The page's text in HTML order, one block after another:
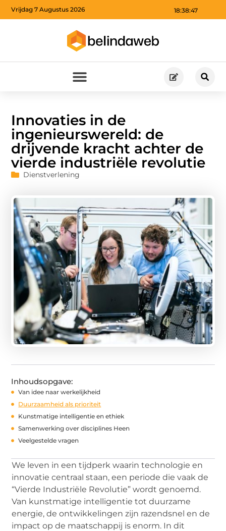
18:38:48
Vrijdag 7 Augustus 2026
Innovaties in de
ingenieurswereld: de
drijvende kracht achter de
vierde industriële revolutie
Dienstverlening
Inhoudsopgave:
Van idee naar werkelijkheid
Duurzaamheid als prioriteit
Kunstmatige intelligentie en ethiek
Samenwerking over disciplines Heen
Veelgestelde vragen
We leven in een tijdperk waarin technologie en
innovatie centraal staan, een periode die vaak de
“Vierde Industriële Revolutie” wordt genoemd.
Van kunstmatige intelligentie tot duurzame
energie, de ontwikkelingen zijn razendsnel en de
impact op de maatschappij is enorm. In dit